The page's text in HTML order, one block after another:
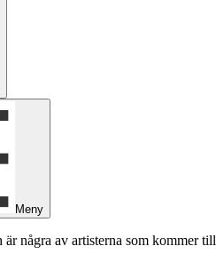
Meny
några av artisterna som kommer